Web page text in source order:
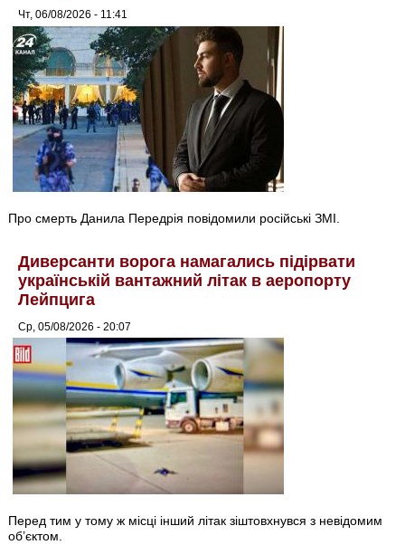
Чт, 06/08/2026 - 11:41
Про смерть Данила Передрія повідомили російські ЗМІ.
Диверсанти ворога намагались підірвати
українській вантажний літак в аеропорту
Лейпцига
Ср, 05/08/2026 - 20:07
Перед тим у тому ж місці інший літак зіштовхнувся з невідомим
об’єктом.